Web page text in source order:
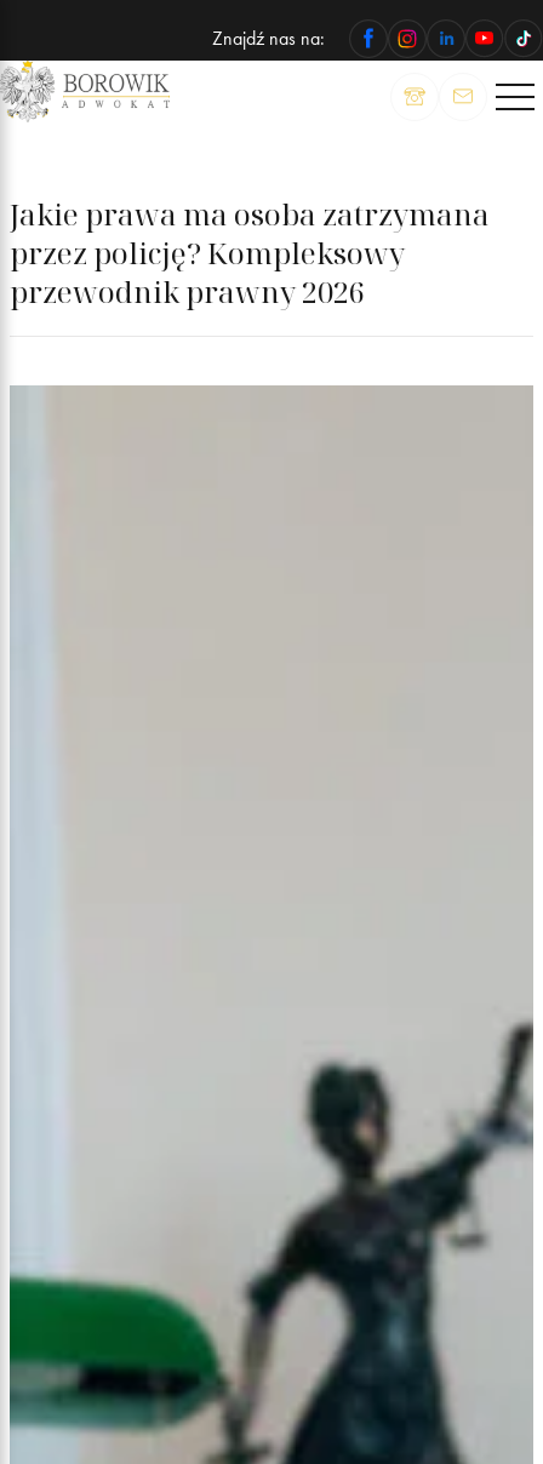
Znajdź nas na:
ADWOKAT
Wojciech
Jakie prawa ma osoba zatrzymana
przez policję? Kompleksowy
przewodnik prawny 2026